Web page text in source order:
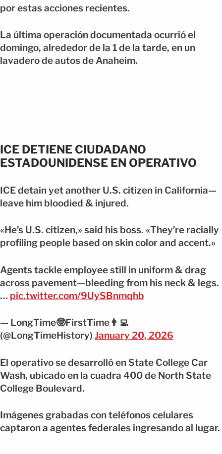
por estas acciones recientes.
La última operación documentada ocurrió el
domingo, alrededor de la 1 de la tarde, en un
lavadero de autos de Anaheim.
ICE DETIENE CIUDADANO
ESTADOUNIDENSE EN OPERATIVO
ICE detain yet another U.S. citizen in California—
leave him bloodied & injured.
«He’s U.S. citizen,» said his boss. «They’re racially
profiling people based on skin color and accent.»
Agents tackle employee still in uniform & drag
across pavement—bleeding from his neck & legs.
… pic.twitter.com/9UySBnmqhb
— LongTime🤓FirstTime👨‍💻
(@LongTimeHistory) January 20, 2026
El operativo se desarrolló en State College Car
Wash, ubicado en la cuadra 400 de North State
College Boulevard.
Imágenes grabadas con teléfonos celulares
captaron a agentes federales ingresando al lugar.